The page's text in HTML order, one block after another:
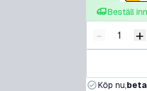
Beställ
Minska
- +
Köp nu,